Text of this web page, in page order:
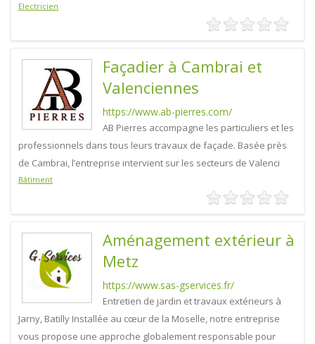
Electricien
Façadier à Cambrai et
Valenciennes
https://www.ab-pierres.com/
AB Pierres accompagne les particuliers et les
professionnels dans tous leurs travaux de façade. Basée près
de Cambrai, l’entreprise intervient sur les secteurs de Valenci
Bâtiment
Aménagement extérieur à
Metz
https://www.sas-gservices.fr/
Entretien de jardin et travaux extérieurs à
Jarny, Batilly Installée au cœur de la Moselle, notre entreprise
vous propose une approche globalement responsable pour